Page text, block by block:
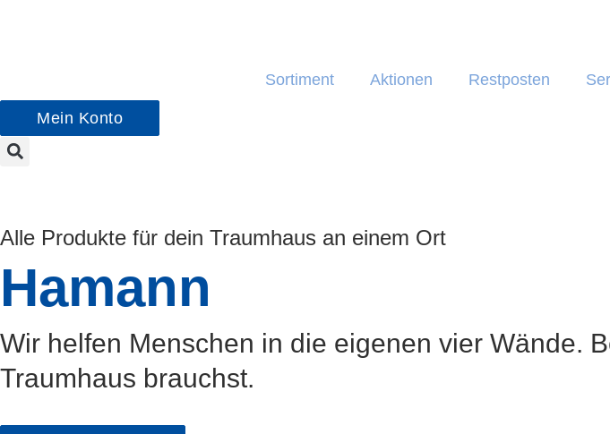
Sortiment Aktionen Restposten
Mein Konto
Alle Produkte für dein Traumhaus an einem Ort
Hamann
Wir helfen Menschen in die eigenen vier Wände.
Traumhaus brauchst.